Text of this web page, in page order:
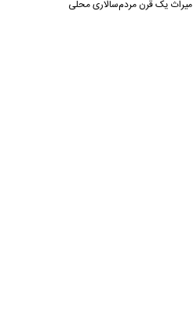
میراث یک قرن مردم‌سالاری محلی